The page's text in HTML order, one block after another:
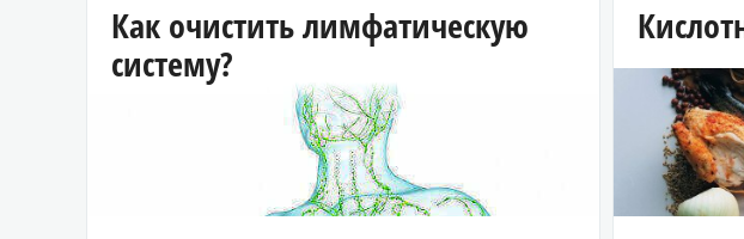
Как очистить лимфатическую
систему?